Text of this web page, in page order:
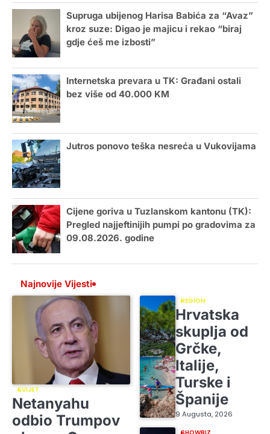
Supruga ubijenog Harisa Babića za “Avaz”
kroz suze: Digao je majicu i rekao “biraj
gdje ćeš me izbosti”
Internetska prevara u TK: Građani ostali
bez više od 40.000 KM
Jutros ponovo teška nesreća u Vukovijama
Cijene goriva u Tuzlanskom kantonu (TK):
Pregled najjeftinijih pumpi po gradovima za
09.08.2026. godine
Najnovije Vijesti
SVIJET
Netanyahu
odbio Trumpov
REGION
Hrvatska
skuplja od
Grčke,
Italije,
Turske i
Španije
9 Augusta, 2026